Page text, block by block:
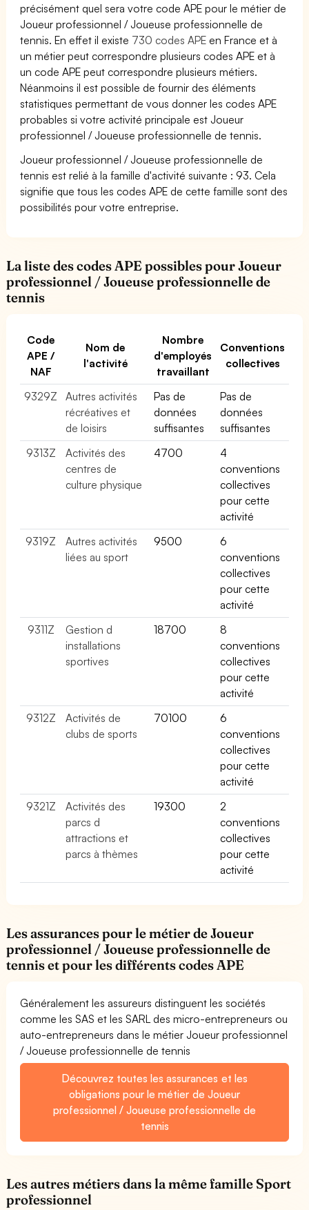
précisément quel sera votre code APE pour le métier de
Joueur professionnel / Joueuse professionnelle de
tennis. En effet il existe 730 codes APE en France et à
un métier peut correspondre plusieurs codes APE et à
un code APE peut correspondre plusieurs métiers.
Néanmoins il est possible de fournir des éléments
statistiques permettant de vous donner les codes APE
probables si votre activité principale est Joueur
professionnel / Joueuse professionnelle de tennis.
Joueur professionnel / Joueuse professionnelle de
tennis est relié à la famille d'activité suivante : 93. Cela
signifie que tous les codes APE de cette famille sont des
possibilités pour votre entreprise.
La liste des codes APE possibles pour Joueur
professionnel / Joueuse professionnelle de
tennis
Code
APE /
NAF
Nom de
l'activité
Nombre
d'employés
travaillant
Conventions
collectives
9329Z
Autres activités
récréatives et
de loisirs
Pas de
données
suffisantes
Pas de
données
suffisantes
9313Z
Activités des
centres de
culture physique
4700
4
conventions
collectives
pour cette
activité
9319Z
Autres activités
liées au sport
9500
6
conventions
collectives
pour cette
activité
9311Z
Gestion d
installations
sportives
18700
8
conventions
collectives
pour cette
activité
9312Z
Activités de
clubs de sports
70100
6
conventions
collectives
pour cette
activité
9321Z
Activités des
parcs d
attractions et
parcs à thèmes
19300
2
conventions
collectives
pour cette
activité
Les assurances pour le métier de Joueur
professionnel / Joueuse professionnelle de
tennis et pour les différents codes APE
Généralement les assureurs distinguent les sociétés
comme les SAS et les SARL des micro-entrepreneurs ou
auto-entrepreneurs dans le métier Joueur professionnel
/ Joueuse professionnelle de tennis
Découvrez toutes les assurances et les
obligations pour le métier de Joueur
professionnel / Joueuse professionnelle de
tennis
Les autres métiers dans la même famille Sport
professionnel